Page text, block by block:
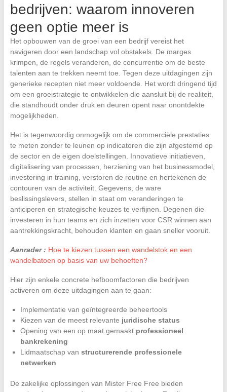
bedrijven: waarom innoveren
geen optie meer is
Het opbouwen van de groei van een bedrijf vereist het
navigeren door een landschap vol obstakels. De marges
krimpen, de regels veranderen, de concurrentie om de beste
talenten aan te trekken neemt toe. Tegen deze uitdagingen zijn
generieke recepten niet meer voldoende. Het wordt dringend tijd
om een groeistrategie te ontwikkelen die aansluit bij de realiteit,
die standhoudt onder druk en deuren opent naar onontdekte
mogelijkheden.
Het is tegenwoordig onmogelijk om de commerciële prestaties
te meten zonder te leunen op indicatoren die zijn afgestemd op
de sector en de eigen doelstellingen. Innovatieve initiatieven,
digitalisering van processen, herziening van het businessmodel,
investering in training, verstoren de routine en hertekenen de
contouren van de activiteit. Gegevens, de ware
beslissingslevers, stellen in staat om veranderingen te
anticiperen en strategische keuzes te verfijnen. Degenen die
investeren in hun teams en zich inzetten voor CSR winnen aan
aantrekkingskracht, behouden klanten en gaan sneller vooruit.
Aanrader : Hoe te kiezen tussen een wandelstok en een
wandelbatoen op basis van uw behoeften?
Hier zijn enkele concrete hefboomfactoren die bedrijven
activeren om deze uitdagingen aan te gaan:
Implementatie van geïntegreerde beheertools
Kiezen van de meest relevante juridische status
Opening van een op maat gemaakt professioneel
bankrekening
Lidmaatschap van structurerende professionele
netwerken
De zakelijke oplossingen van Mister Free Free bieden